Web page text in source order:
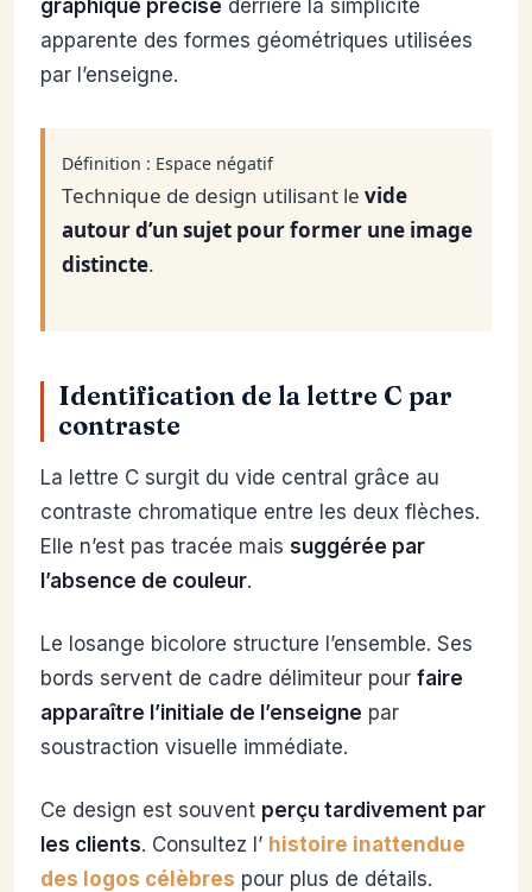
graphique précise derrière la simplicité
apparente des formes géométriques utilisées
par l’enseigne.
Définition : Espace négatif
Technique de design utilisant le vide
autour d’un sujet pour former une image
distincte.
Identification de la lettre C par
contraste
La lettre C surgit du vide central grâce au
contraste chromatique entre les deux flèches.
Elle n’est pas tracée mais suggérée par
l’absence de couleur.
Le losange bicolore structure l’ensemble. Ses
bords servent de cadre délimiteur pour faire
apparaître l’initiale de l’enseigne par
soustraction visuelle immédiate.
Ce design est souvent perçu tardivement par
les clients. Consultez l’ histoire inattendue
des logos célèbres pour plus de détails.